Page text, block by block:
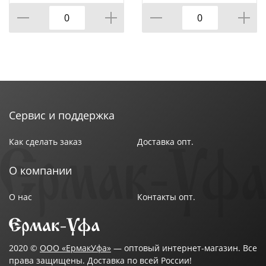
средств;
• избегать резкого перепада температур.
Итог:
• Высококачественный товар в Элегантной упаковке
Сервис и поддержка
Как сделать заказ Доставка опт.
О компании
О нас Контакты опт.
2020 © ООО «ЕрмакУфа» — оптовый интернет-магазин. Все
права защищены. Доставка по всей России!